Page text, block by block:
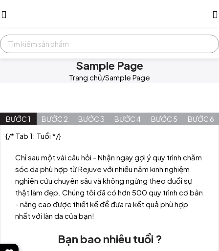
Sample Page
Trang chủ Sample Page
BƯỚC 1 BƯỚC 2 BƯỚC 3 BƯỚC 4 BƯỚC 5 BƯỚC 6
{/* Tab 1: Tuổi */}
Chỉ sau một vài câu hỏi - Nhận ngay gợi ý quy trình chăm
sóc da phù hợp từ Rejuve với nhiều năm kinh nghiệm
nghiên cứu chuyên sâu và không ngừng theo đuổi sự
thật làm đẹp. Chúng tôi đã có hơn 500 quy trình cơ bản
- nâng cao được thiết kế để đưa ra kết quả phù hợp
nhất với làn da của bạn!
Bạn bao nhiêu tuổi ?